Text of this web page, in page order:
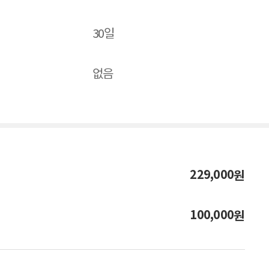
30일
없음
229,000원
100,000원